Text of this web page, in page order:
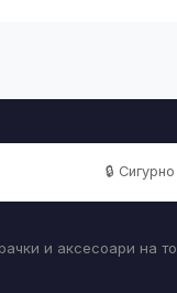
🔒
и аксесоари на